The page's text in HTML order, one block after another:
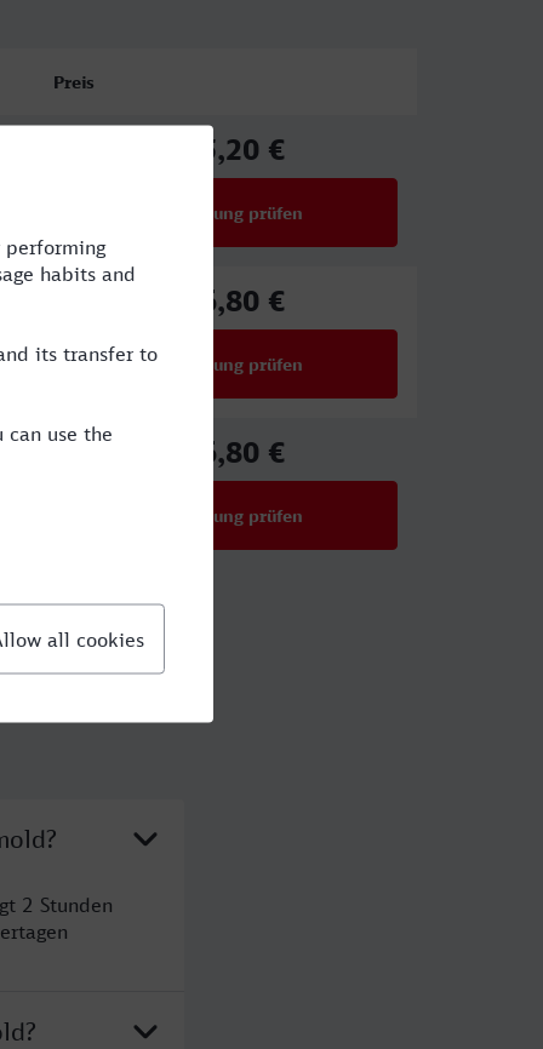
Preis
45,20 €
Verbindung prüfen
46,80 €
Verbindung prüfen
46,80 €
Verbindung prüfen
2 Stunden